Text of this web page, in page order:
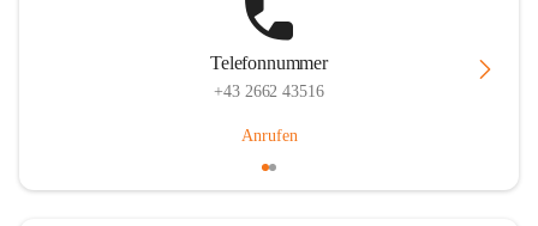
Telefonnummer
+43 2662 43516
Anrufen